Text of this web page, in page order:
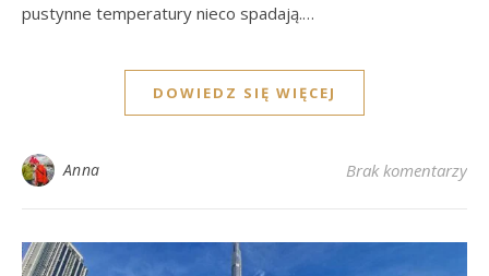
pustynne temperatury nieco spadają.…
DOWIEDZ SIĘ WIĘCEJ
Anna Brak komentarzy